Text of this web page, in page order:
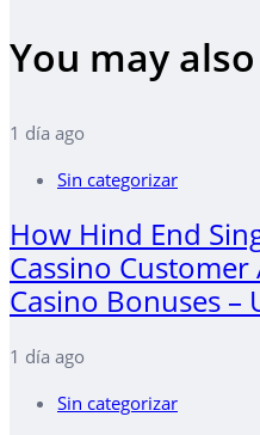
You may
1 día ago
Sin categorizar
How Hind End
Cassino
Casino Bonuses –
1 día ago
Sin categorizar